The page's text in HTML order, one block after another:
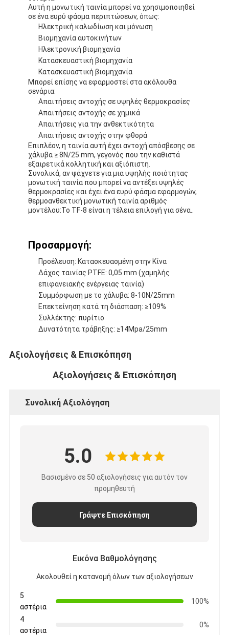
Ταινία υφασμάτων γυαλιού φύλλων αλουμινίου αργιλίου
Αντιμέτωπο φύλλο αλουμινίου έγγραφο της Kraft
Ύφασμα φίμπεργκλας φύλλων αλουμινίου αργιλίου
Scrim φύλλων αλουμινίου ταινία
Ταινία αγωγών υφασμάτων
Το διπλάσιο πλαισίωσε την κολλητική ταινία
Κολλητική ταινία της PET
Ρίψη επένδυσης ακρίβειας
Ηλεκτρική πίνακα μόνωσης
Αυτή η μονωτική ταινία μπορεί να χρησιμοποιηθεί
σε ένα ευρύ φάσμα περιπτώσεων, όπως:
Ηλεκτρική καλωδίωση και μόνωση
Βιομηχανία αυτοκινήτων
Ηλεκτρονική βιομηχανία
Κατασκευαστική βιομηχανία
Κατασκευαστική βιομηχανία
Μπορεί επίσης να εφαρμοστεί στα ακόλουθα
σενάρια:
Απαιτήσεις αντοχής σε υψηλές θερμοκρασίες
Απαιτήσεις αντοχής σε χημικά
Απαιτήσεις για την ανθεκτικότητα
Απαιτήσεις αντοχής στην φθορά
Επιπλέον, η ταινία αυτή έχει αντοχή απόσβεσης σε
χάλυβα ≥ 8N/25 mm, γεγονός που την καθιστά
εξαιρετικά κολλητική και αξιόπιστη.
Συνολικά, αν ψάχνετε για μια υψηλής ποιότητας
μονωτική ταινία που μπορεί να αντέξει υψηλές
θερμοκρασίες και έχει ένα ευρύ φάσμα εφαρμογών,
θερμοανθεκτική μονωτική ταινία αριθμός
μοντέλου:Το TF-8 είναι η τέλεια επιλογή για σένα..
Προσαρμογή:
Προέλευση: Κατασκευασμένη στην Κίνα
Δάχος ταινίας PTFE: 0,05 mm (χαμηλής
επιφανειακής ενέργειας ταινία)
Συμμόρφωση με το χάλυβα: 8-10N/25mm
Επεκτείνηση κατά τη διάσπαση: ≥109%
Συλλέκτης: πυρίτιο
Δυνατότητα τράβηξης: ≥14Mpa/25mm
Αξιολογήσεις & Επισκόπηση
Αξιολογήσεις & Επισκόπηση
Συνολική Αξιολόγηση
5.0
Βασισμένο σε 50 αξιολογήσεις για αυτόν τον
προμηθευτή
Γράψτε Επισκόπηση
Εικόνα Βαθμολόγησης
Ακολουθεί η κατανομή όλων των αξιολογήσεων
5
αστέρια
100%
4
αστέρια
0%